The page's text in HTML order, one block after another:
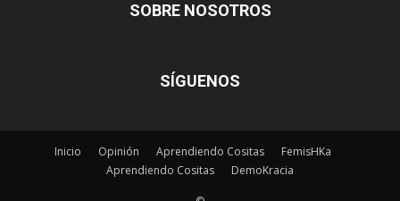
SOBRE NOSOTROS
SÍGUENOS
Inicio Opinión Aprendiendo Cositas
FemisHKa
Aprendiendo Cositas
DemoKracia